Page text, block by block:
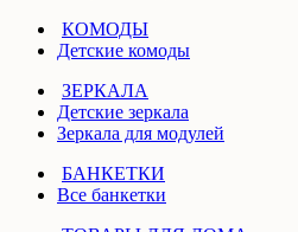
КОМОДЫ
Детские комоды
ЗЕРКАЛА
Детские зеркала
Зеркала для модулей
БАНКЕТКИ
Все банкетки